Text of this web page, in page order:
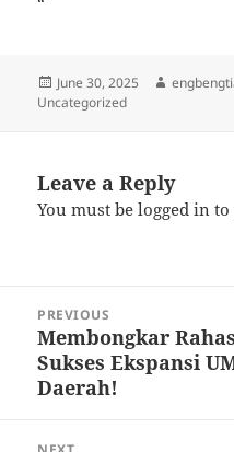
Posted
on
June 30, 2025 Author
Uncategorized
Leave a Reply
You must belogged in to
navigation
PREVIOUS
Previous
post:
Membongkar
Sukses Ekspansi
Daerah!